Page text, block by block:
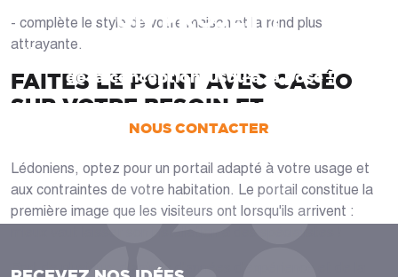
- complète le style de votre maison et la rend plus
attrayante.
FAITES LE POINT AVEC CASÉO
SUR VOTRE BESOIN ET
DEMANDEZ UN DEVIS
Lédoniens, optez pour un portail adapté à votre usage et
aux contraintes de votre habitation. Le portail constitue la
première image que les visiteurs ont lorsqu'ils arrivent :
Fort de plusieurs dizaines d'années d'expérience et de la
UN PROJET ?
Nous vous accompagnons dans votre projet
de la conception jusqu’à la pose !
NOUS CONTACTER